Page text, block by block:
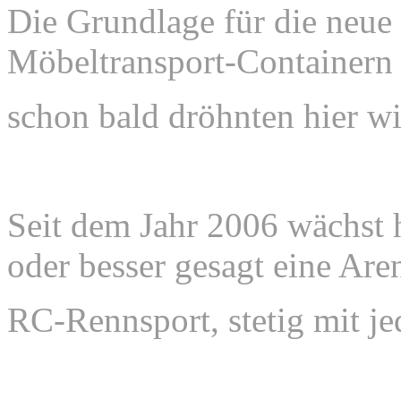
Die Grundlage für die
Möbeltransport-Containern
schon bald dröhnten hier
Seit dem Jahr 2006
oder besser gesagt eine
RC-Rennsport, stetig mit